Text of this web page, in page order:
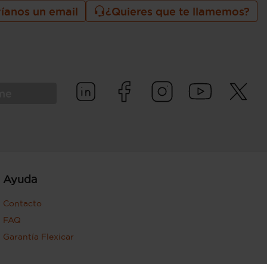
un email ¿Quieres que te llamemos?
Ayuda
Contacto
FAQ
Garantía Flexicar